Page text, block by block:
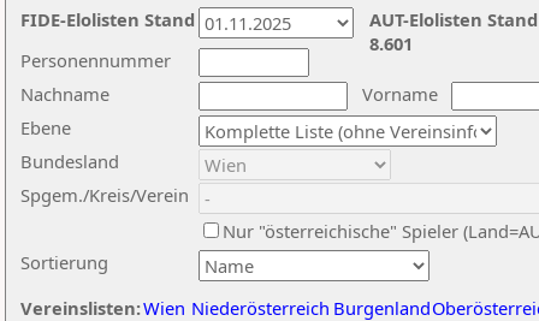
Nachname
Vorname
Ebene
Sortierung
Personennummer
Bundesland
Spgem./Kreis/Verein
Nur "österreichische" Spieler
Vereinslisten:Wien Niederösterreich Burgenland
AUT-Elolisten
8.601
FIDE-Elolisten Stand